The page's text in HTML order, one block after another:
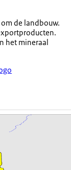
de landbouw.
het mineraal